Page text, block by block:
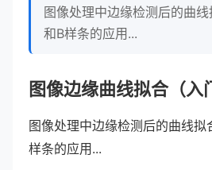
图像处理中边缘检测后的曲
和B样条的应用...
图像边缘曲线拟合（入
图像处理中边缘检测后的曲线
样条的应用...